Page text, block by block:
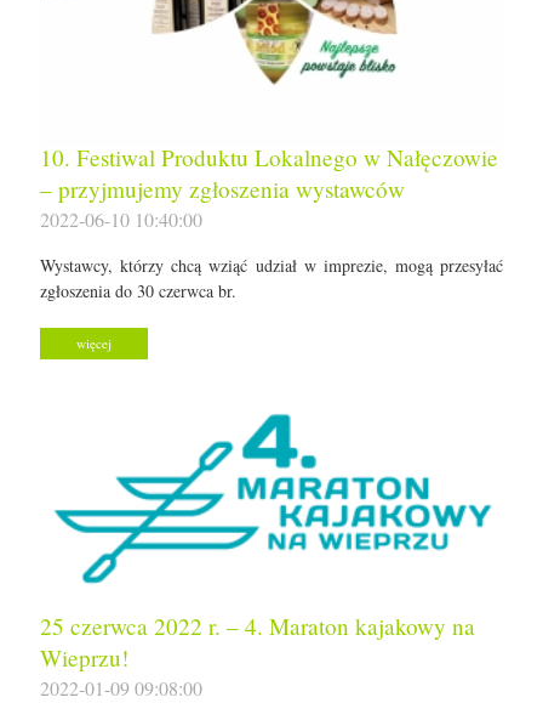
10. Festiwal Produktu Lokalnego w Nałęczowie
– przyjmujemy zgłoszenia wystawców
2022-06-10 10:40:00
Wystawcy, którzy chcą wziąć udział w imprezie, mogą przesyłać
zgłoszenia do 30 czerwca br.
więcej
25 czerwca 2022 r. – 4. Maraton kajakowy na
Wieprzu!
2022-01-09 09:08:00